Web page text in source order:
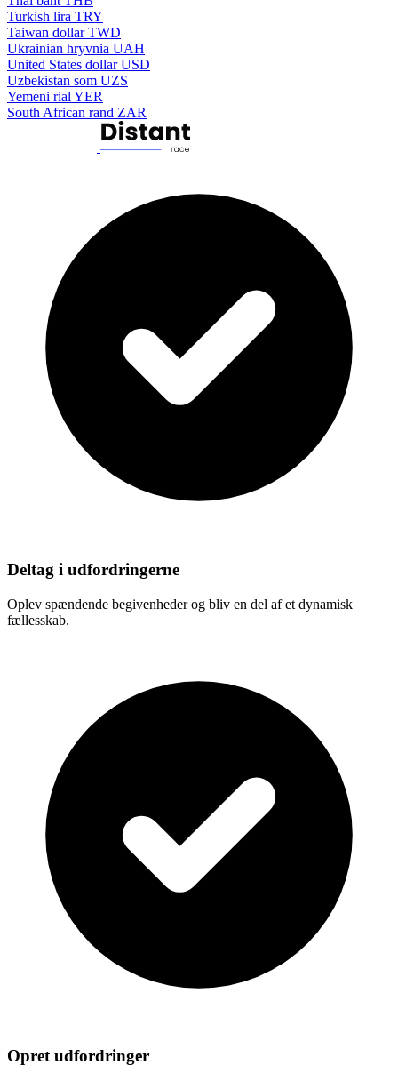
Turkish lira TRY
Taiwan dollar TWD
Ukrainian hryvnia UAH
United States dollar USD
Uzbekistan som UZS
Yemeni rial YER
South African rand ZAR
Deltag i udfordringerne
Oplev spændende begivenheder og bliv en del af et dynamisk
fællesskab.
Opret udfordringer